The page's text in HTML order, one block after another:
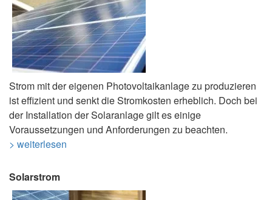
Strom mit der eigenen Photovoltaikanlage zu produzieren
ist effizient und senkt die Stromkosten erheblich. Doch bei
der Installation der Solaranlage gilt es einige
Voraussetzungen und Anforderungen zu beachten.
> weiterlesen
Solarstrom